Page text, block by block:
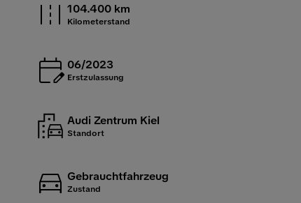
104.400 km
Kilometerstand
06/2023
Erstzulassung
Audi Zentrum Kiel
Standort
Gebrauchtfahrzeug
Zustand